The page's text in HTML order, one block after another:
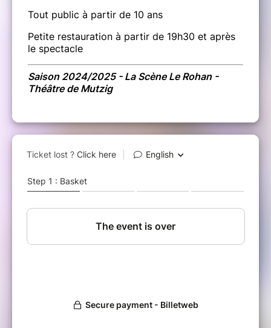
Tout public à partir de 10 ans
Petite restauration à partir de 19h30 et après
le spectacle
Saison 2024/2025 - La Scène Le Rohan -
Théâtre de Mutzig